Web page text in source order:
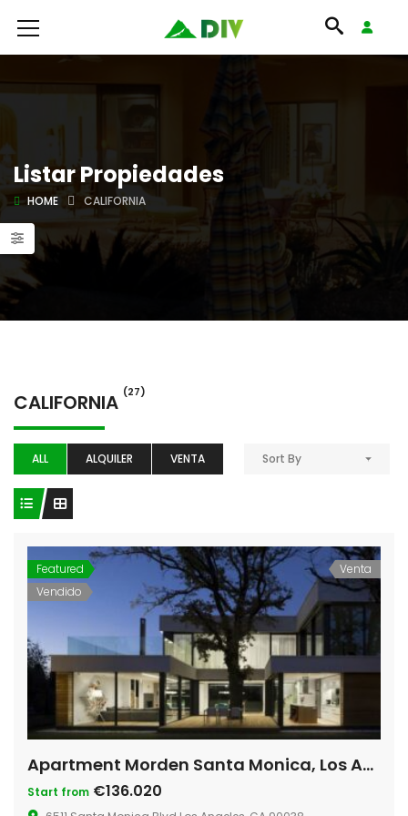
Listar Propiedades
HOME CALIFORNIA
CALIFORNIA (27)
ALL ALQUILER VENTA Sort By
Featured
Vendido
Venta
Apartment Morden Santa Monica, Los Angeles
Start from €136.020